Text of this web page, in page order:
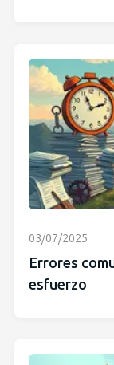
03/07/2025
Errores
esfuerzo